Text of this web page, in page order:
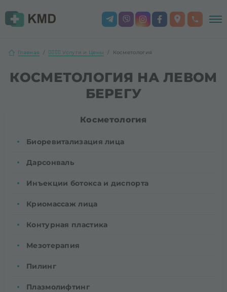
Главная 👨‍⚕️👩‍⚕️ Услуги и Цены Косметология
КОСМЕТОЛОГИЯ НА ЛЕВОМ
БЕРЕГУ
Косметология
Биоревитализация лица
Дарсонваль
Инъекции ботокса и диспорта
Криомассаж лица
Контурная пластика
Мезотерапия
Пилинг
Плазмолифтинг